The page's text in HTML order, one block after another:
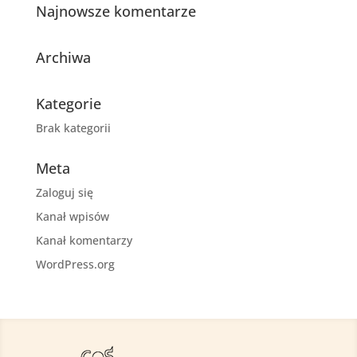
Najnowsze komentarze
Archiwa
Kategorie
Brak kategorii
Meta
Zaloguj się
Kanał wpisów
Kanał komentarzy
WordPress.org